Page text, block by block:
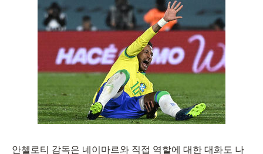
안첼로티 감독은 네이마르와 직접 역할에 대한 대화도 나